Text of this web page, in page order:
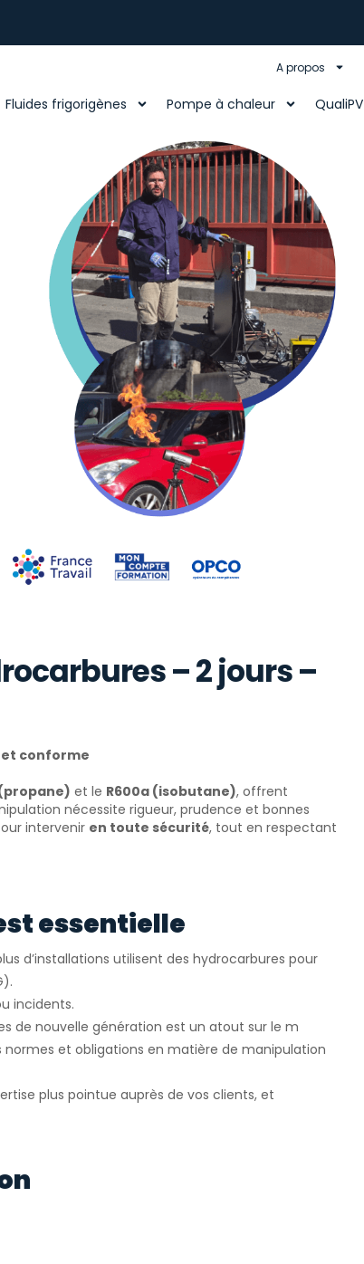
A propos
Fluides frigorigènes Pompe à chaleur QualiPV
– 2 jours –
et conforme
et le R600a (isobutane), offrent
nécessite rigueur, prudence et bonnes
intervenir en toute sécurité, tout en respectant
essentielle
d’installations utilisent des hydrocarbures pour
incidents.
de nouvelle génération est un atout sur le m
normes et obligations en matière de manipulation
plus pointue auprès de vos clients, et